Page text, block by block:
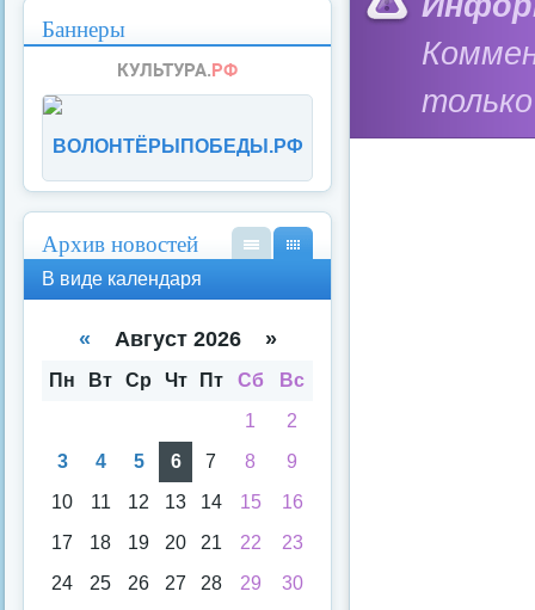
Баннеры
ВОЛОНТЁРЫПОБЕДЫ.РФ
Архив новостей
кал
аря
спи
В виде календаря
« Август 2026 »
Пн Вт Ср Чт Пт Сб
Вс
1
2
3
4 5 6 7 8
9
10
11 12 13 14 15
16
17
18 19 20 21 22
23
24
25 26 27 28 29
30